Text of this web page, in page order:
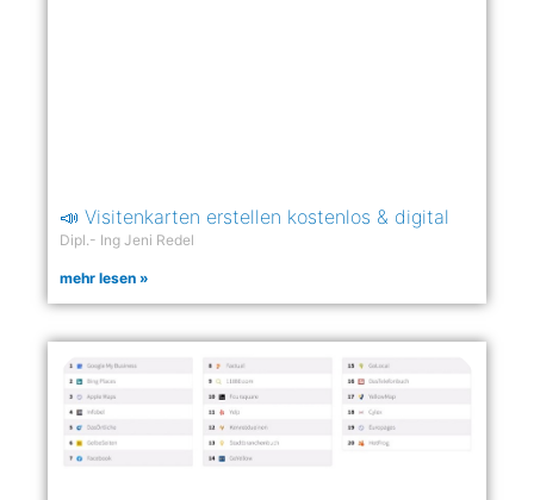
📣 Visitenkarten erstellen kostenlos & digital
Dipl.- Ing Jeni Redel
mehr lesen »